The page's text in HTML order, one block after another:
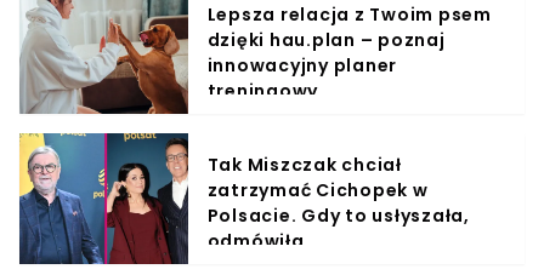
Lepsza relacja z Twoim psem
dzięki hau.plan – poznaj
innowacyjny planer
treningowy
Tak Miszczak chciał
zatrzymać Cichopek w
Polsacie. Gdy to usłyszała,
odmówiła